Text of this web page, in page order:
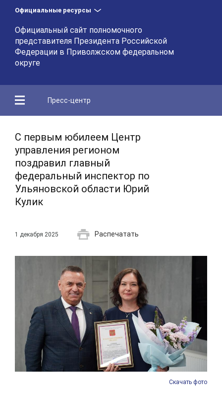
Официальные ресурсы
Официальный сайт полномочного
представителя Президента Российской
Федерации в Приволжском федеральном
округе
Пресс-центр
С первым юбилеем Центр
управления регионом
поздравил главный
федеральный инспектор по
Ульяновской области Юрий
Кулик
1 декабря 2025 Распечатать
Скачать фото